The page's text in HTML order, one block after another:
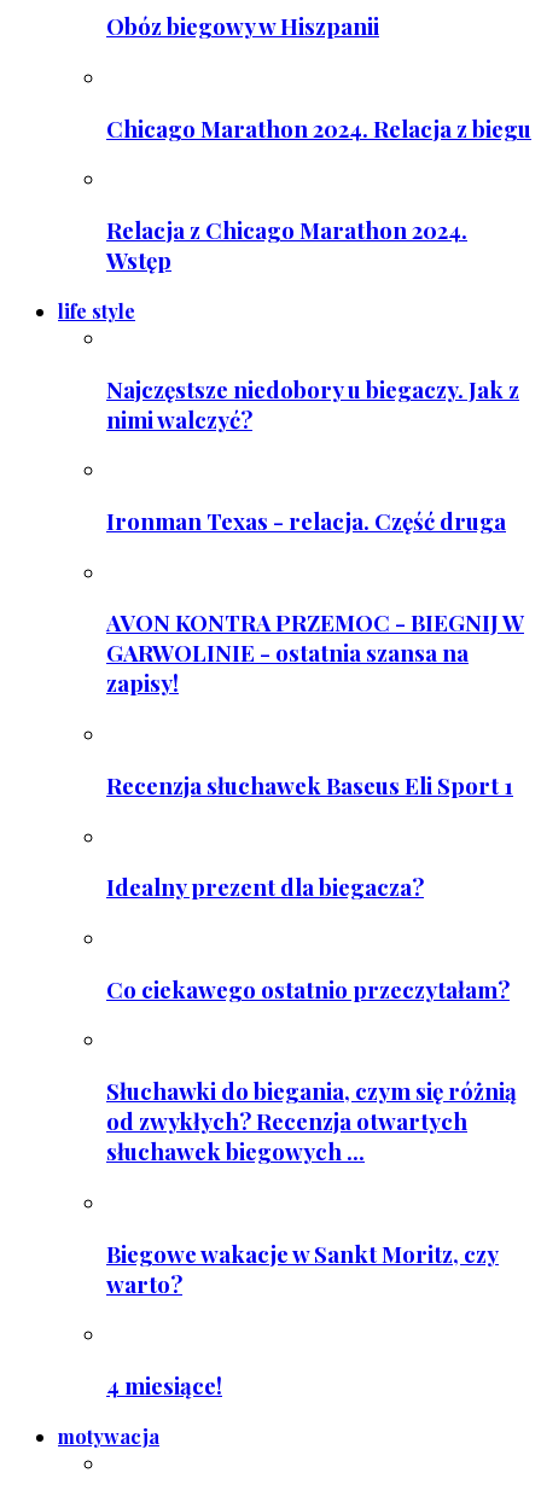
Obóz biegowy w Hiszpanii
Chicago Marathon 2024. Relacja z biegu
Relacja z Chicago Marathon 2024.
Wstęp
life style
Najczęstsze niedobory u biegaczy. Jak z
nimi walczyć?
Ironman Texas - relacja. Część druga
AVON KONTRA PRZEMOC - BIEGNIJ W
GARWOLINIE - ostatnia szansa na
zapisy!
Recenzja słuchawek Baseus Eli Sport 1
Idealny prezent dla biegacza?
Co ciekawego ostatnio przeczytałam?
Słuchawki do biegania, czym się różnią
od zwykłych? Recenzja otwartych
słuchawek biegowych ...
Biegowe wakacje w Sankt Moritz, czy
warto?
4 miesiące!
motywacja